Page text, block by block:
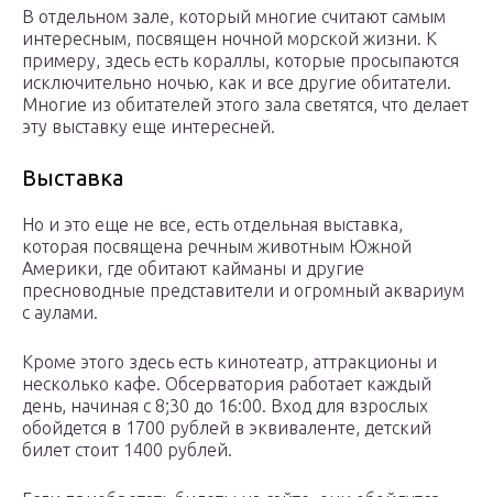
В отдельном зале, который многие считают самым
интересным, посвящен ночной морской жизни. К
примеру, здесь есть кораллы, которые просыпаются
исключительно ночью, как и все другие обитатели.
Многие из обитателей этого зала светятся, что делает
эту выставку еще интересней.
Выставка
Но и это еще не все, есть отдельная выставка,
которая посвящена речным животным Южной
Америки, где обитают кайманы и другие
пресноводные представители и огромный аквариум
с аулами.
Кроме этого здесь есть кинотеатр, аттракционы и
несколько кафе. Обсерватория работает каждый
день, начиная с 8;30 до 16:00. Вход для взрослых
обойдется в 1700 рублей в эквиваленте, детский
билет стоит 1400 рублей.